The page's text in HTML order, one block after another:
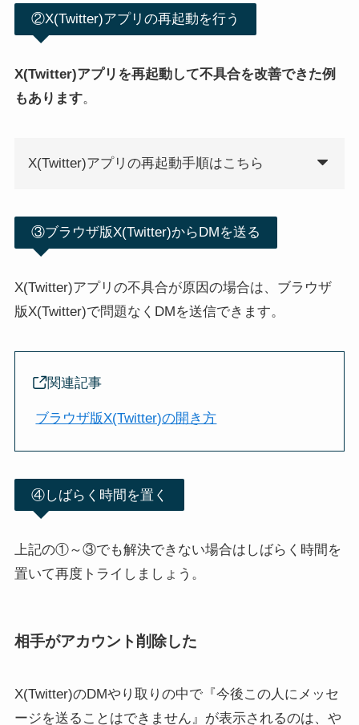
②X(Twitter)アプリの再起動を行う
X(Twitter)アプリを再起動して不具合を改善できた例
もあります。
X(Twitter)アプリの再起動手順はこちら
③ブラウザ版X(Twitter)からDMを送る
X(Twitter)アプリの不具合が原因の場合は、ブラウザ
版X(Twitter)で問題なくDMを送信できます。
関連記事
ブラウザ版X(Twitter)の開き方
④しばらく時間を置く
上記の①～③でも解決できない場合はしばらく時間を
置いて再度トライしましょう。
相手がアカウント削除した
X(Twitter)のDMやり取りの中で『今後この人にメッセ
ージを送ることはできません』が表示されるのは、や